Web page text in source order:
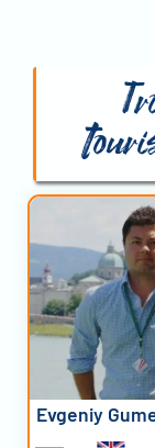
Evgeniy